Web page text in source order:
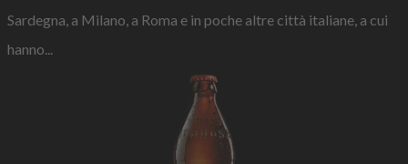
Sardegna, a Milano, a Roma e in poche altre città italiane, a cui
hanno...